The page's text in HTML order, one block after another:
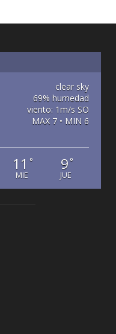
clear sky
69% humedad
viento: 1m/s SO
MAX 7 • MIN 6
11 °
MIE
9°
JUE